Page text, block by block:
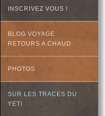
INSCRIVEZ VOUS !
BLOG VOYAGE
RETOURS A CHAUD
PHOTOS
SUR LES TRACES DU
YETI